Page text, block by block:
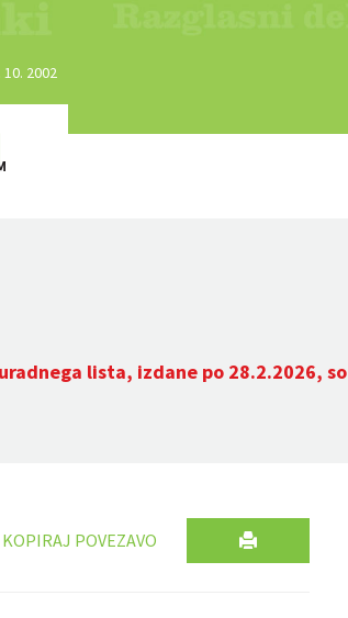
2002
lista, izdane po 28.2.2026, so
KOPIRAJ POVEZAVO